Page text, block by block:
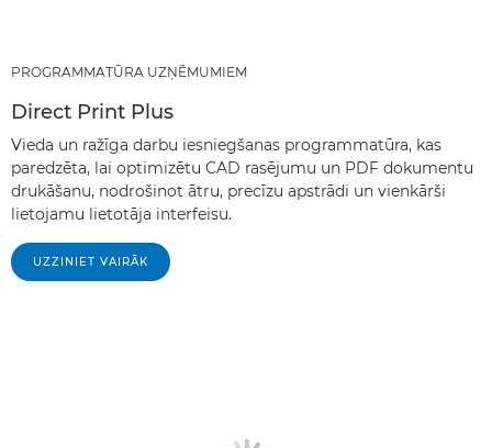
PROGRAMMATŪRA UZŅĒMUMIEM
Direct Print Plus
Vieda un ražīga darbu iesniegšanas programmatūra, kas
paredzēta, lai optimizētu CAD rasējumu un PDF dokumentu
drukāšanu, nodrošinot ātru, precīzu apstrādi un vienkārši
lietojamu lietotāja interfeisu.
UZZINIET VAIRĀK